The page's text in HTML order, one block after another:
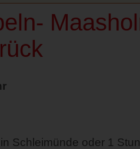
Schleimünde oder 1